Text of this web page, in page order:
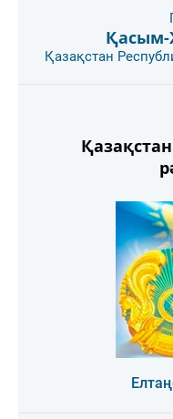
Қасым-
Қазақстан